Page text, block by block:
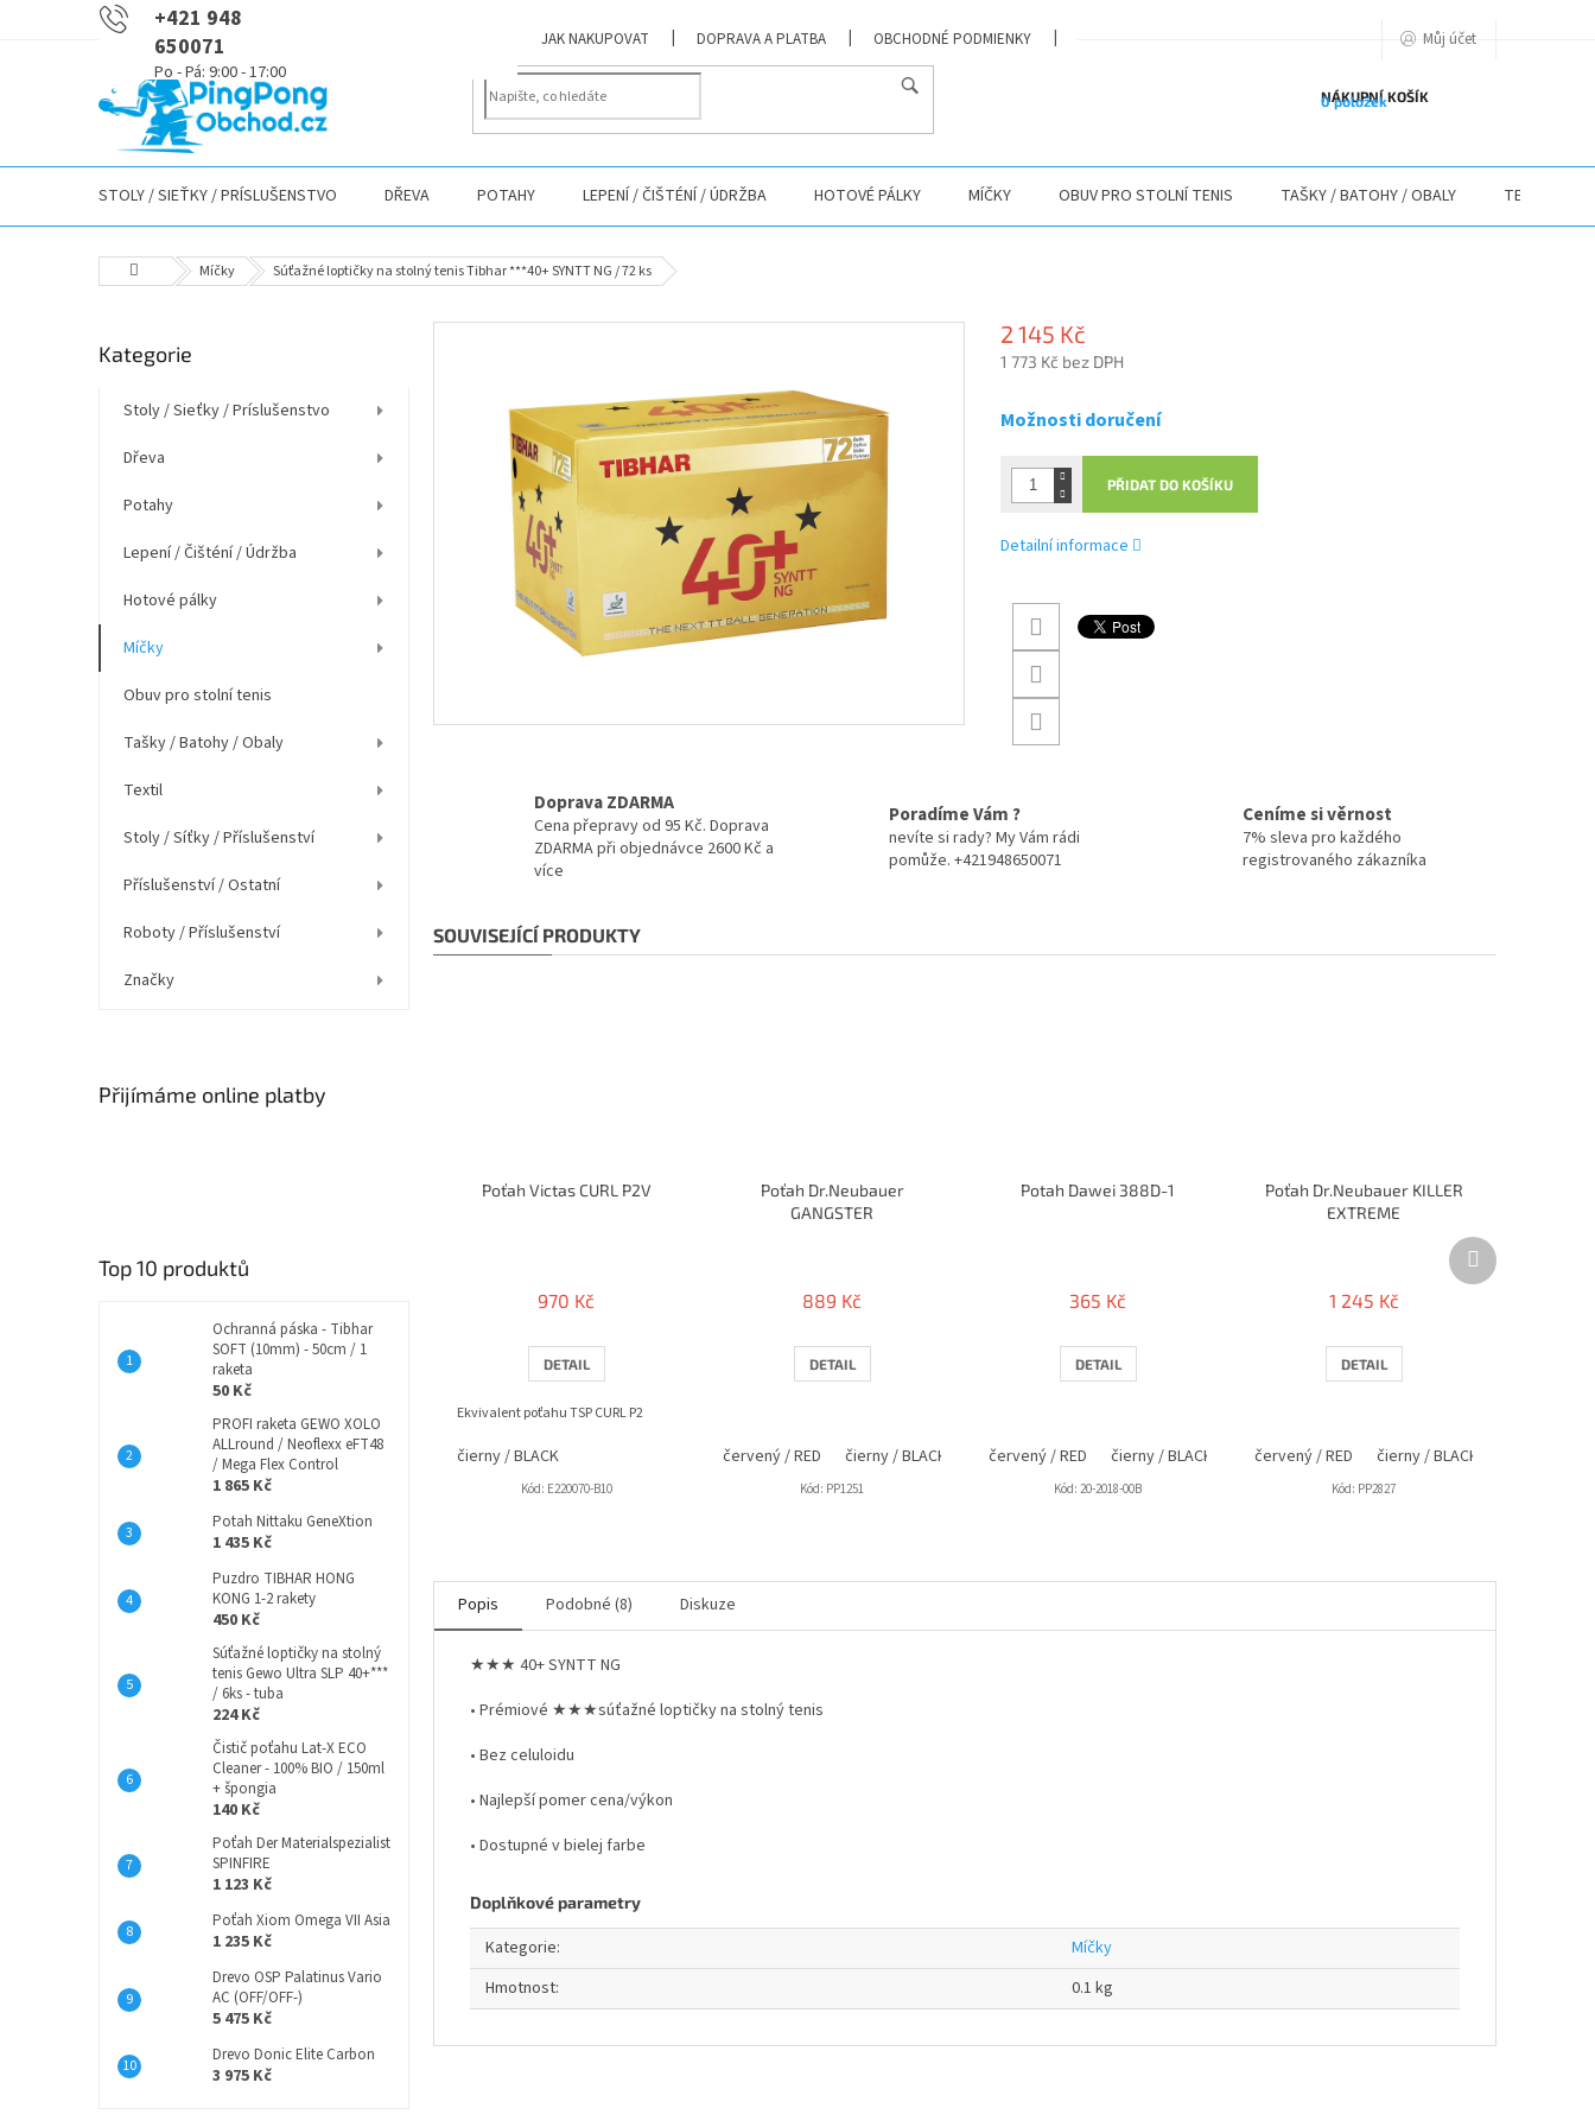
+421 948
650071
JAK NAKUPOVAT DOPRAVA A PLATBA OBCHODNÉ PODMIENKY O NÁS
Můj účet
NÁKUPNÍ KOŠÍK
0 položek
STOLY / SIEŤKY / PRÍSLUŠENSTVO DŘEVA POTAHY LEPENÍ / ČIŠTÉNÍ / ÚDRŽBA HOTOVÉ PÁLKY MÍČKY OBUV PRO STOLNÍ TENIS TAŠKY / BATOHY / OBALY TEXTIL
Domů Míčky Súťažné loptičky na stolný tenis Tibhar ***40+ SYNTT NG / 72 ks
o
n
l
Přeskočit
Kategorie
Stoly / Sieťky / Príslušenstvo
Dřeva
Potahy
Lepení / Čišténí / Údržba
Hotové pálky
Míčky
Obuv pro stolní tenis
Tašky / Batohy / Obaly
Textil
Stoly / Síťky / Příslušenství
Příslušenství / Ostatní
Roboty / Příslušenství
Značky
Přijímáme online platby
Top 10 produktů
Ochranná páska - Tibhar
SOFT (10mm) - 50cm / 1
raketa
50 Kč
PROFI raketa GEWO XOLO
ALLround / Neoflexx eFT48
/ Mega Flex Control
1 865 Kč
Potah Nittaku GeneXtion
1 435 Kč
Puzdro TIBHAR HONG
KONG 1-2 rakety
450 Kč
Súťažné loptičky na stolný
tenis Gewo Ultra SLP 40+***
/ 6ks - tuba
224 Kč
Čistič poťahu Lat-X ECO
Cleaner - 100% BIO / 150ml
+ špongia
140 Kč
Poťah Der Materialspezialist
SPINFIRE
1 123 Kč
Poťah Xiom Omega VII Asia
1 235 Kč
Drevo OSP Palatinus Vario
AC (OFF/OFF-)
5 475 Kč
Drevo Donic Elite Carbon
3 975 Kč
2 145 Kč
1 773 Kč bez DPH
cena:
Možnosti doručení
PŘIDAT DO KOŠÍKU
Detailní informace
Doprava ZDARMA
Cena přepravy od 95 Kč. Doprava
ZDARMA při objednávce 2600 Kč a
více
Poradíme Vám ?
nevíte si rady? My Vám rádi
pomůže. +421948650071
Ceníme si věrnost
7% sleva pro každého
registrovaného zákazníka
SOUVISEJÍCÍ PRODUKTY
Poťah Victas CURL P2V
970 Kč
DETAIL
Ekvivalent poťahu TSP CURL P2
čierny / BLACK
Kód: E220070-B10
Poťah Dr.Neubauer
GANGSTER
889 Kč
DETAIL
červený / RED čierny / BLACK
Kód: PP1251
Potah Dawei 388D-1
365 Kč
DETAIL
červený / RED čierny / BLACK
Kód: 20-2018-00B
Poťah Dr.Neubauer KILLER
EXTREME
1 245 Kč
DETAIL
červený / RED čierny / BLACK
Kód: PP2827
Další
produkt
Popis Podobné (8) Diskuze
★★★ 40+ SYNTT NG
• Prémiové ★★★súťažné loptičky na stolný tenis
• Bez celuloidu
• Najlepší pomer cena/výkon
• Dostupné v bielej farbe
Doplňkové parametry
Kategorie:
Míčky
Hmotnost: 0.1 kg